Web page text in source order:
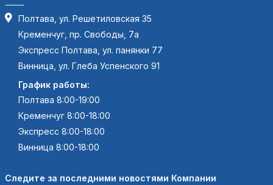
Полтава, ул. Решетиловская 35
Кременчуг, пр. Свободы, 7а
Экспресс Полтава, ул. панянки 77
Винница, ул. Глеба Успенского 91
График работы:
Полтава 8:00-19:00
Кременчуг 8:00-18:00
Экспресс 8:00-18:00
Винница 8:00-18:00
Следите за последними новостями Компании